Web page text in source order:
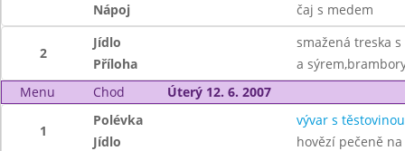
Nápoj
čaj s medem
2
Jídlo
smažená treska
Příloha
a
Menu
Chod Úterý 12. 6. 2007
1
Polévka
vývar s těstovinou
Jídlo
hovězí pečeně